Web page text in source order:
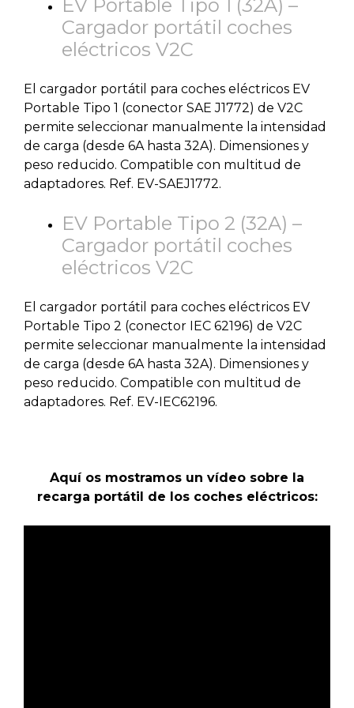
EV Portable Tipo 1 (32A) –
Cargador portátil coches
eléctricos V2C
El cargador portátil para coches eléctricos EV
Portable Tipo 1 (conector SAE J1772) de V2C
permite seleccionar manualmente la intensidad
de carga (desde 6A hasta 32A). Dimensiones y
peso reducido. Compatible con multitud de
adaptadores. Ref. EV-SAEJ1772.
EV Portable Tipo 2 (32A) –
Cargador portátil coches
eléctricos V2C
El cargador portátil para coches eléctricos EV
Portable Tipo 2 (conector IEC 62196) de V2C
permite seleccionar manualmente la intensidad
de carga (desde 6A hasta 32A). Dimensiones y
peso reducido. Compatible con multitud de
adaptadores. Ref. EV-IEC62196.
Aquí os mostramos un vídeo sobre la
recarga portátil de los coches eléctricos: